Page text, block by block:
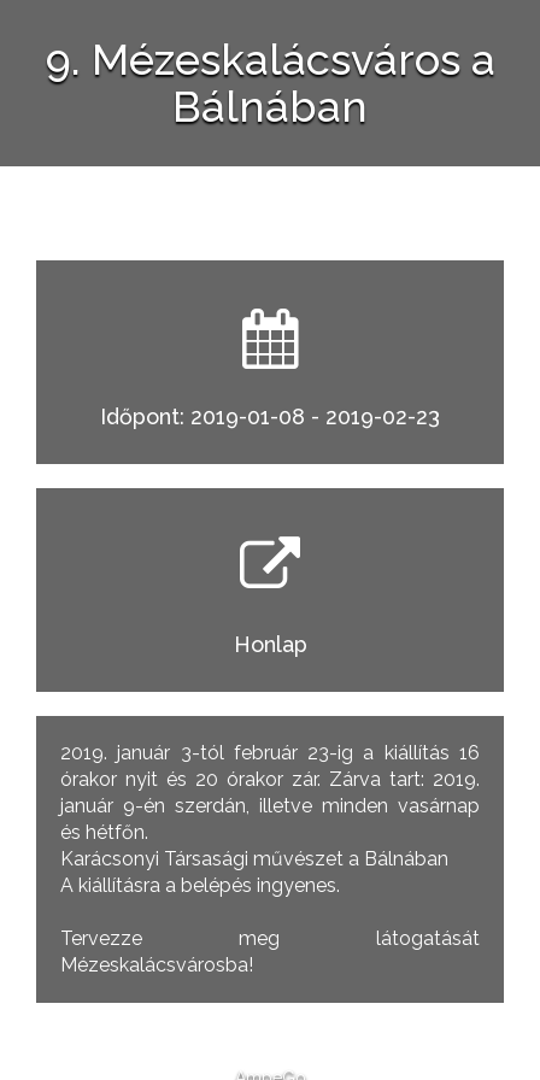
9. Mézeskalácsváros a
Bálnában
Időpont: 2019-01-08 - 2019-02-23
Honlap
2019. január 3-tól február 23-ig a kiállítás 16
órakor nyit és 20 órakor zár. Zárva tart: 2019.
január 9-én szerdán, illetve minden vasárnap
és hétfőn.
Karácsonyi Társasági művészet a Bálnában
A kiállításra a belépés ingyenes.
Tervezze meg látogatását
Mézeskalácsvárosba!